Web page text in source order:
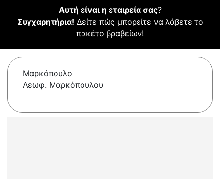
Αυτή είναι η εταιρεία σας?
Συγχαρητήρια! Δείτε πώς μπορείτε να λάβετε το
πακέτο βραβείων!
Μαρκόπουλο
Λεωφ. Μαρκόπουλου